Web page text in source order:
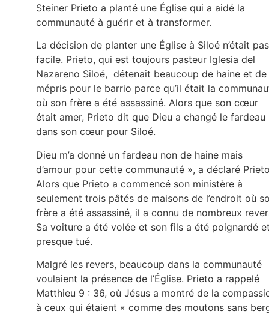
Steiner Prieto a planté une Église qui a aidé la
communauté à guérir et à transformer.
La décision de planter une Église à Siloé n’était pas
facile. Prieto, qui est toujours pasteur Iglesia del
Nazareno Siloé, détenait beaucoup de haine et de
mépris pour le barrio parce qu’il était la
où son frère a été assassiné. Alors que son cœur
était amer, Prieto dit que Dieu a changé le fardeau
dans son cœur pour Siloé.
Dieu m’a donné un fardeau non de haine mais
d’amour pour cette communauté », a déclaré
Alors que Prieto a commencé son ministère à
seulement trois pâtés de maisons de l’endroit où
frère a été assassiné, il a connu de nombreux
Sa voiture a été volée et son fils a été poignardé
presque tué.
Malgré les revers, beaucoup dans la communauté
voulaient la présence de l’Église. Prieto a rappelé
Matthieu 9 : 36, où Jésus a montré de la
à ceux qui étaient « comme des moutons sans